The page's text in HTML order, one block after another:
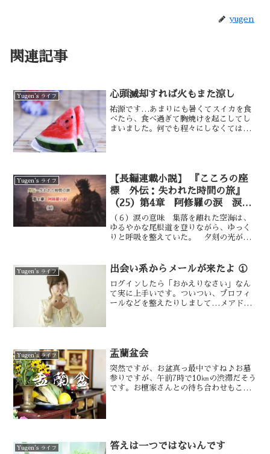
yugen
関連記事
Yugen's ライフ 心頭滅却すれば火もまた涼し
祐源です…あまりにも暑くてスイカを食
べたら、食べ過ぎて胸焼けを起こしてし
まいました。何でも程々にしなくてはい
Yugen's ライフ
【長編連載小説】 『こころの座
標 外伝：失われた時間の旅』
（25）第4章 阿修羅の涙 涙の
意味——⑥
（６）涙の意味 集落を離れた空海は、
ゆるやかな尾根道を登りながら、ゆっく
りと呼吸を整えていた。 夕刻の光が西
れ、人々の声も静まりつつある。 怒り
は消えていない。 だが暴走...
Yugen's ライフ 出会い系からメールが来たよ ①
ログインしたら「おかえりなさい」なん
て実に上手いです。ついつい、プロフィ
ールなどを整えたりしまして…メアド
Yugen's ライフ 盂蘭盆会
突然ですが、お盆真っ最中ですね♪お墓
参りですが、午前7時で10㎞の渋滞だそう
です。お檀家さんとの待ち合わせもこの
Yugen's ライフ 答えは一つではないんです